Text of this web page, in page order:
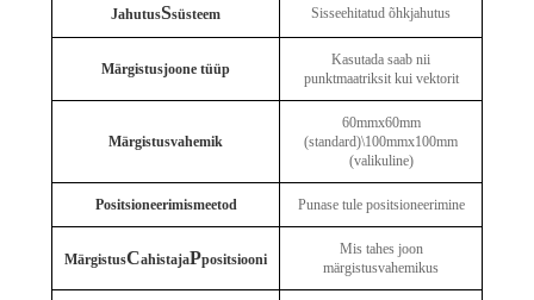
JahutusSsüsteem Sisseehitatud õhkjahutus
Märgistusjoone tüüp
Kasutada saab nii
punktmaatriksit kui vektorit
Märgistusvahemik
60mmx60mm
(standard)\100mmx100mm
(valikuline)
Positsioneerimismeetod Punase tule positsioneerimine
MärgistusCahistajaPpositsiooni
Mis tahes joon
märgistusvahemikus